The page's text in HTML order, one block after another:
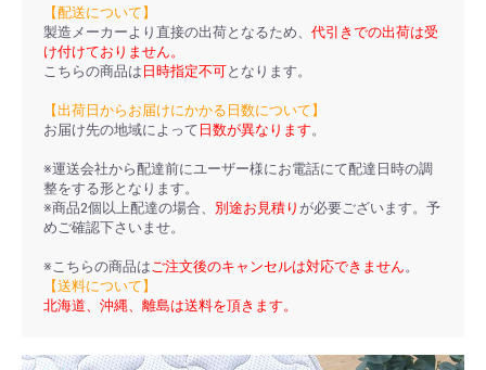
【配送について】
製造メーカーより直接の出荷となるため、 代引きでの出荷は受
け付けておりません。
こちらの商品は 日時指定不可となります。
【出荷日からお届けにかかる日数について】
お届け先の地域によって 日数が異なります。
※運送会社から配達前にユーザー様にお電話にて配達日時の調
整をする形となります。
※商品2個以上配達の場合、 別途お見積り が必要ございます。予
めご確認下さいませ。
※こちらの商品はご注文後のキャンセルは対応できません。
【送料について】
北海道、沖縄、離島は送料を頂きます。